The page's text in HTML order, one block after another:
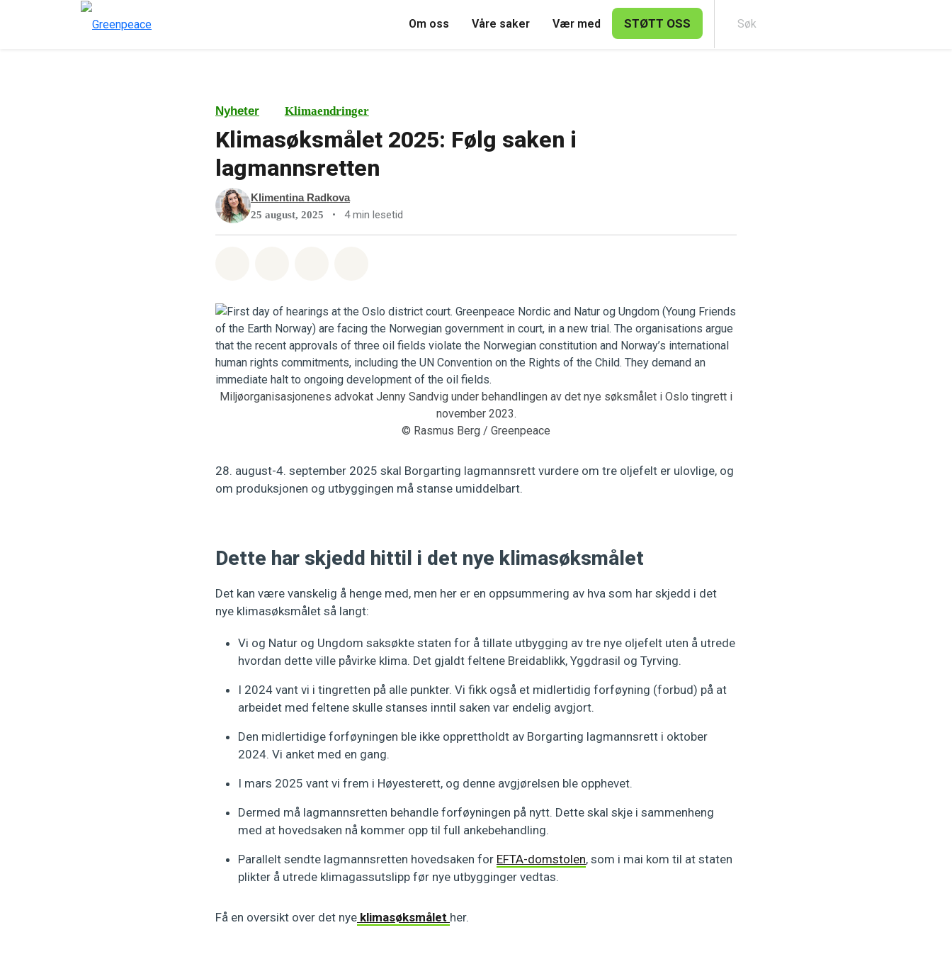
Om oss Våre saker Vær med STØTT OSS
Nyheter Klimaendringer
Klimasøksmålet 2025: Følg saken i
lagmannsretten
Klimentina Radkova
25 august, 2025 • 4 min lesetid
Miljøorganisasjonenes advokat Jenny Sandvig under behandlingen av det nye søksmålet i Oslo tingrett i
november 2023.
© Rasmus Berg / Greenpeace
28. august-4. september 2025 skal Borgarting lagmannsrett vurdere om tre oljefelt er ulovlige, og
om produksjonen og utbyggingen må stanse umiddelbart.
Dette har skjedd hittil i det nye klimasøksmålet
Det kan være vanskelig å henge med, men her er en oppsummering av hva som har skjedd i det
nye klimasøksmålet så langt:
Vi og Natur og Ungdom saksøkte staten for å tillate utbygging av tre nye oljefelt uten å utrede
hvordan dette ville påvirke klima. Det gjaldt feltene Breidablikk, Yggdrasil og Tyrving.
I 2024 vant vi i tingretten på alle punkter. Vi fikk også et midlertidig forføyning (forbud) på at
arbeidet med feltene skulle stanses inntil saken var endelig avgjort.
Den midlertidige forføyningen ble ikke opprettholdt av Borgarting lagmannsrett i oktober
2024. Vi anket med en gang.
I mars 2025 vant vi frem i Høyesterett, og denne avgjørelsen ble opphevet.
Dermed må lagmannsretten behandle forføyningen på nytt. Dette skal skje i sammenheng
med at hovedsaken nå kommer opp til full ankebehandling.
Parallelt sendte lagmannsretten hovedsaken for EFTA-domstolen, som i mai kom til at staten
plikter å utrede klimagassutslipp før nye utbygginger vedtas.
Få en oversikt over det nye klimasøksmålet her.